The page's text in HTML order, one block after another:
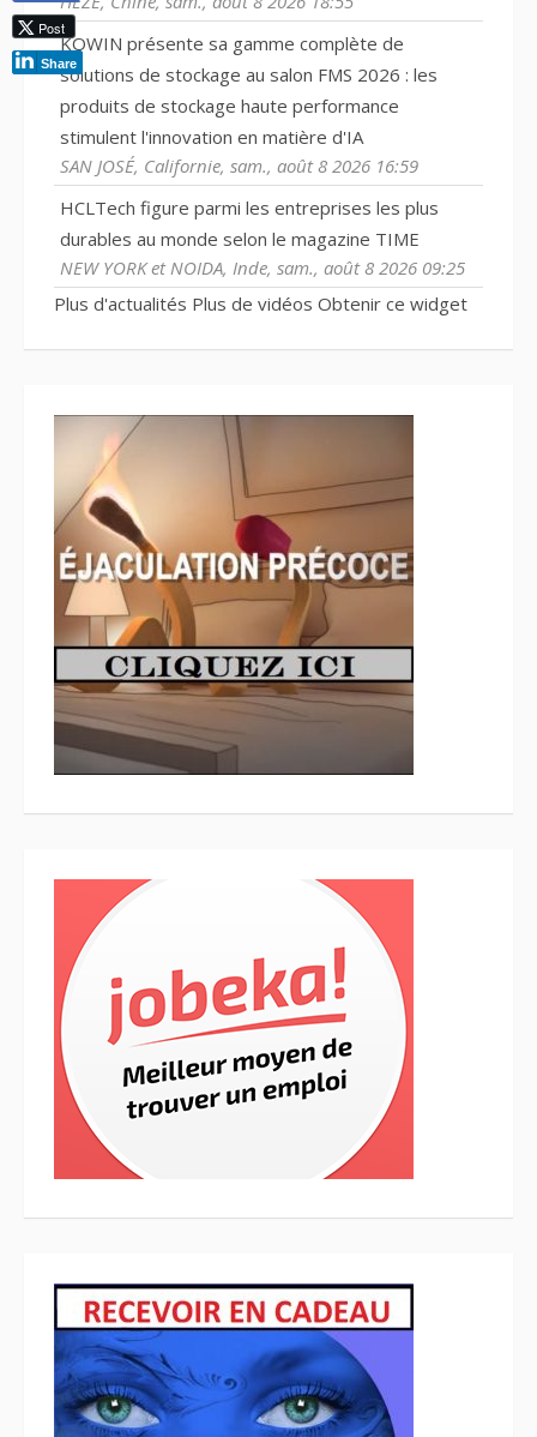
KOWIN présente sa gamme complète de
solutions de stockage au salon FMS 2026 : les
produits de stockage haute performance
stimulent l'innovation en matière d'IA
SAN JOSÉ, Californie, sam., août 8 2026 16:59
HCLTech figure parmi les entreprises les plus
durables au monde selon le magazine TIME
NEW YORK et NOIDA, Inde, sam., août 8 2026 09:25
Plus d'actualités Plus de vidéos Obtenir ce widget
Post
Share